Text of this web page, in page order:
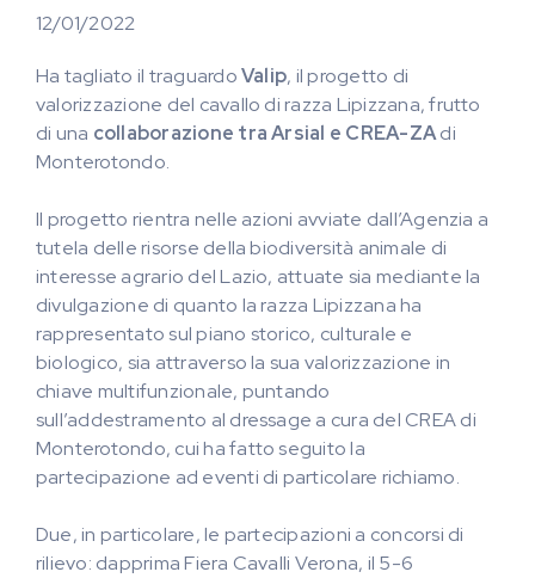
12/01/2022
Ha tagliato il traguardoValip, il progetto di
valorizzazione del cavallo di razza Lipizzana, frutto
di una collaborazione tra Arsial e CREA-ZAdi
Monterotondo.
Il progetto rientra nelle azioni avviate dall’Agenzia a
tutela delle risorse della biodiversità animale di
interesse agrario del Lazio, attuate sia mediante la
divulgazione di quanto la razza Lipizzana ha
rappresentato sul piano storico, culturale e
biologico, sia attraverso la sua valorizzazione in
chiave multifunzionale, puntando
sull’addestramento al dressage a cura del CREA di
Monterotondo, cui ha fatto seguito la
partecipazione ad eventi di particolare richiamo.
Due, in particolare, le partecipazioni a concorsi di
rilievo: dapprima Fiera Cavalli Verona, il 5-6